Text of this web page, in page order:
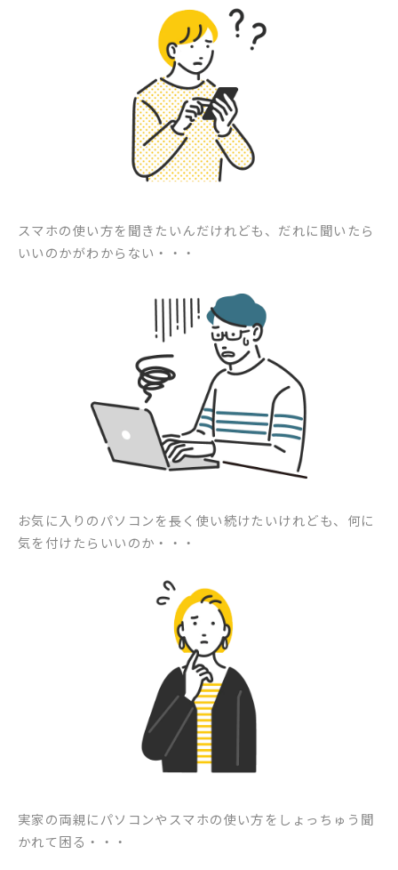
スマホの使い方を聞きたいんだけれども、だれに聞いたら
いいのかがわからない・・・
お気に入りのパソコンを長く使い続けたいけれども、何に
気を付けたらいいのか・・・
実家の両親にパソコンやスマホの使い方をしょっちゅう聞
かれて困る・・・